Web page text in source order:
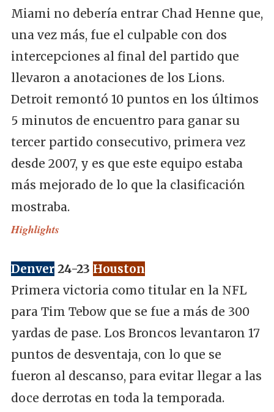
Miami no debería entrar Chad Henne que,
una vez más, fue el culpable con dos
intercepciones al final del partido que
llevaron a anotaciones de los Lions.
Detroit remontó 10 puntos en los últimos
5 minutos de encuentro para ganar su
tercer partido consecutivo, primera vez
desde 2007, y es que este equipo estaba
más mejorado de lo que la clasificación
mostraba.
Highlights
Denver24-23 Houston
Primera victoria como titular en la NFL
para Tim Tebow que se fue a más de 300
yardas de pase. Los Broncos levantaron 17
puntos de desventaja, con lo que se
fueron al descanso, para evitar llegar a las
doce derrotas en toda la temporada.